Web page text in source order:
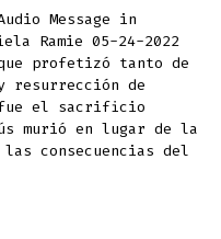
Substituto”
“Jesus
Was
The
Substitute
Sacrifice”
Message in
Ramie 05-24-2022
profetizó tanto de
resurrección de
fue el sacrificio
murió en lugar de la
consecuencias del